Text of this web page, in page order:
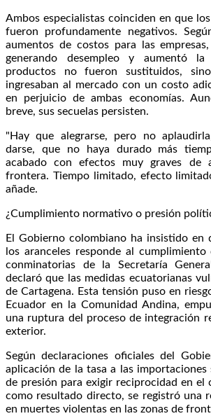
Ambos especialistas coinciden en que
fueron profundamente negativos.
aumentos de costos para las
generando desempleo y aumentó la
productos no fueron sustituidos,
ingresaban al mercado con un costo
en perjuicio de ambas economías.
breve, sus secuelas persisten.
"Hay que alegrarse, pero no
darse, que no haya durado más
acabado con efectos muy graves de
frontera. Tiempo limitado, efecto
añade.
¿Cumplimiento normativo o presión
El Gobierno colombiano ha insistido en
los aranceles responde al
conminatorias de la Secretaría
declaró que las medidas ecuatorianas
de Cartagena. Esta tensión puso en
Ecuador en la Comunidad Andina,
una ruptura del proceso de integración
exterior.
Según declaraciones oficiales del
aplicación de la tasa a las
de presión para exigir reciprocidad en
como resultado directo, se registró una
en muertes violentas en las zonas de